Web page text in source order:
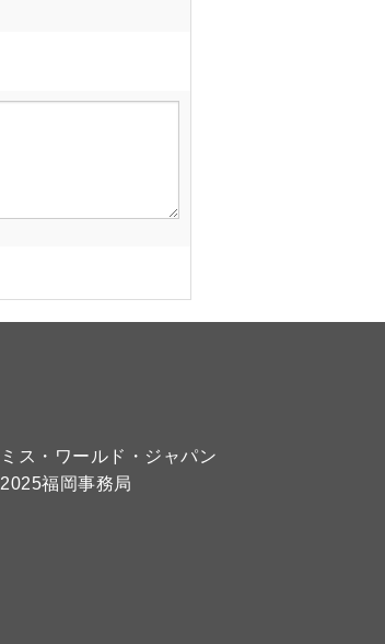
ミス・ワールド・ジャパン
2025福岡事務局